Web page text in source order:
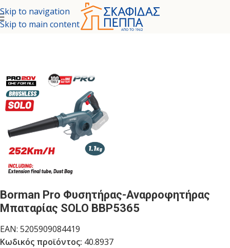
Skip to navigation
Skip to main content
ΕΡΓΑΛΕΙΑ - ΚΗΠΟΣ ΗΛΕΚΤΡΙΚΑ ΕΡΓΑΛΕΙΑ
Borman Pro Φυσητήρας-Αναρροφητήρας
Μπαταρίας SOLO BBP5365
EAN: 5205909084419
Κωδικός προϊόντος: 40.8937